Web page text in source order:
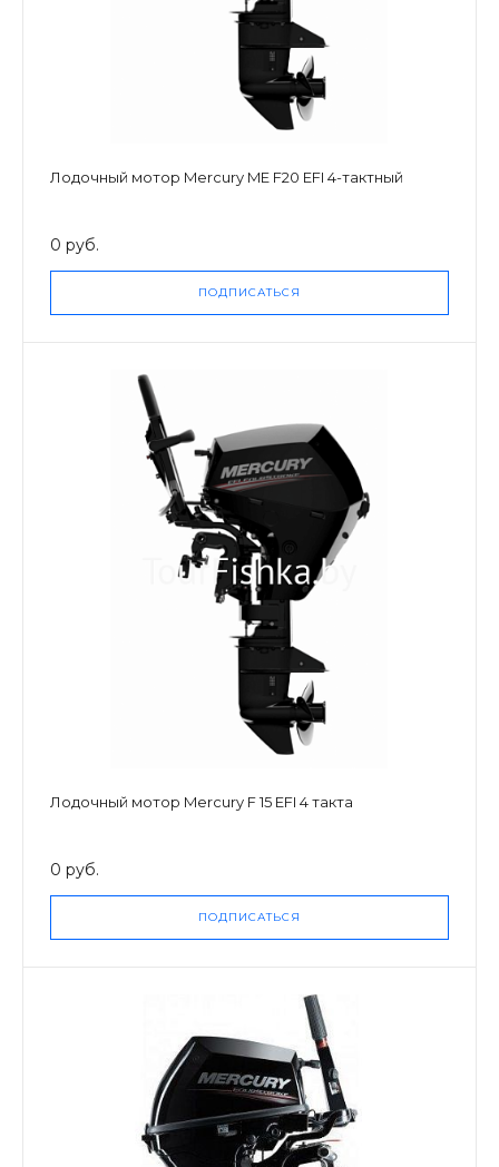
Лодочный мотор Mercury ME F20 EFI 4-тактный
0 руб.
ПОДПИСАТЬСЯ
Лодочный мотор Mercury F 15 EFI 4 такта
0 руб.
ПОДПИСАТЬСЯ